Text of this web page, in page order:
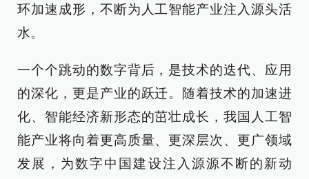
环加速成形，不断为人工智能产业注入源头活
水。
一个个跳动的数字背后，是技术的迭代、应用
的深化，更是产业的跃迁。随着技术的加速进
化、智能经济新形态的茁壮成长，我国人工智
能产业将向着更高质量、更深层次、更广领域
发展，为数字中国建设注入源源不断的新动